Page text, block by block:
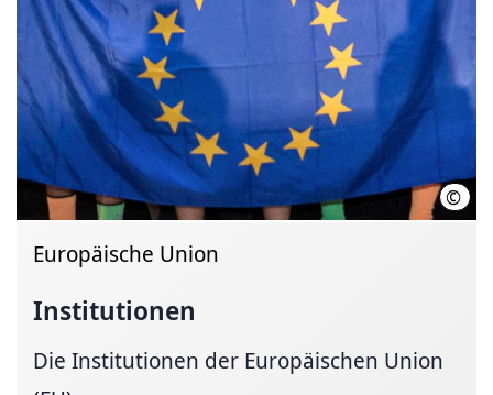
©
Europäische Union
Institutionen
Die Institutionen der Europäischen Union